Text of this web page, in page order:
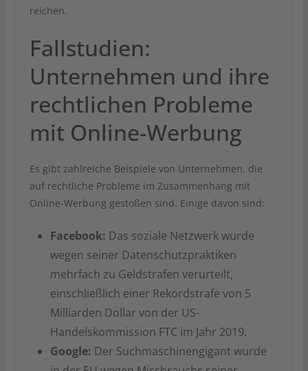
reichen.
Fallstudien:
Unternehmen und ihre
rechtlichen Probleme
mit Online-Werbung
Es gibt zahlreiche Beispiele von Unternehmen, die
auf rechtliche Probleme im Zusammenhang mit
Online-Werbung gestoßen sind. Einige davon sind:
Facebook: Das soziale Netzwerk wurde
wegen seiner Datenschutzpraktiken
mehrfach zu Geldstrafen verurteilt,
einschließlich einer Rekordstrafe von 5
Milliarden Dollar von der US-
Handelskommission FTC im Jahr 2019.
Google: Der Suchmaschinengigant wurde